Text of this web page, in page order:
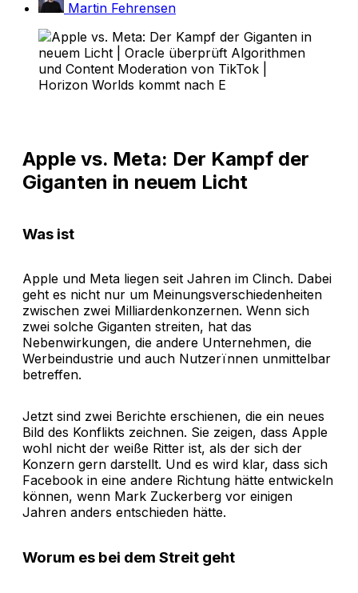
Martin Fehrensen
Apple vs. Meta: Der Kampf der
Giganten in neuem Licht
Was ist
Apple und Meta liegen seit Jahren im Clinch. Dabei
geht es nicht nur um Meinungsverschiedenheiten
zwischen zwei Milliardenkonzernen. Wenn sich
zwei solche Giganten streiten, hat das
Nebenwirkungen, die andere Unternehmen, die
Werbeindustrie und auch Nutzerïnnen unmittelbar
betreffen.
Jetzt sind zwei Berichte erschienen, die ein neues
Bild des Konflikts zeichnen. Sie zeigen, dass Apple
wohl nicht der weiße Ritter ist, als der sich der
Konzern gern darstellt. Und es wird klar, dass sich
Facebook in eine andere Richtung hätte entwickeln
können, wenn Mark Zuckerberg vor einigen
Jahren anders entschieden hätte.
Worum es bei dem Streit geht